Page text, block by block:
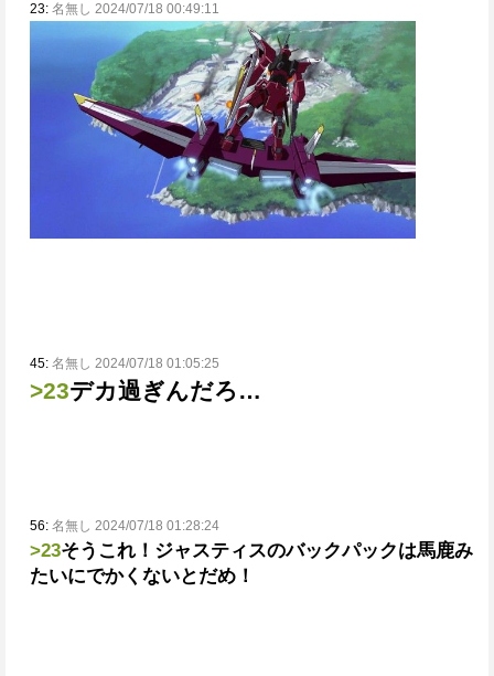
23: 名無し 2024/07/18 00:49:11
45: 名無し 2024/07/18 01:05:25
>23デカ過ぎんだろ…
56: 名無し 2024/07/18 01:28:24
>23そうこれ！ジャスティスのバックパックは馬鹿み
たいにでかくないとだめ！